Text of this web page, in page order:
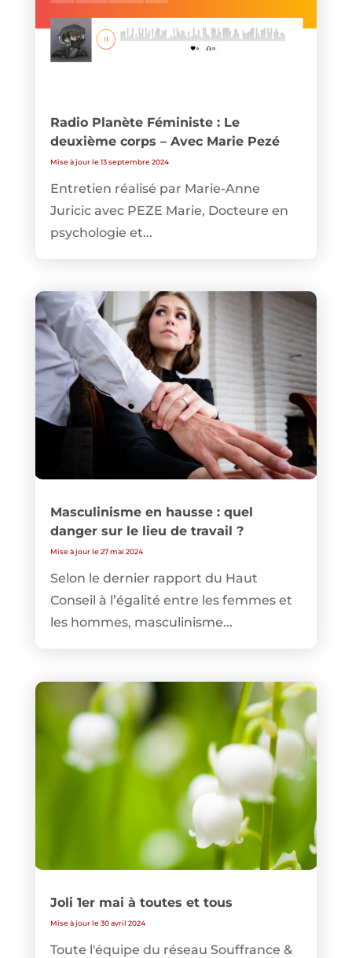
Radio Planète Féministe : Le
deuxième corps – Avec Marie Pezé
Mise à jour le 13 septembre 2024
Entretien réalisé par Marie-Anne
Juricic avec PEZE Marie, Docteure en
psychologie et...
Masculinisme en hausse : quel
danger sur le lieu de travail ?
Mise à jour le 27 mai 2024
Selon le dernier rapport du Haut
Conseil à l’égalité entre les femmes et
les hommes, masculinisme...
Joli 1er mai à toutes et tous
Mise à jour le 30 avril 2024
Toute l'équipe du réseau Souffrance &